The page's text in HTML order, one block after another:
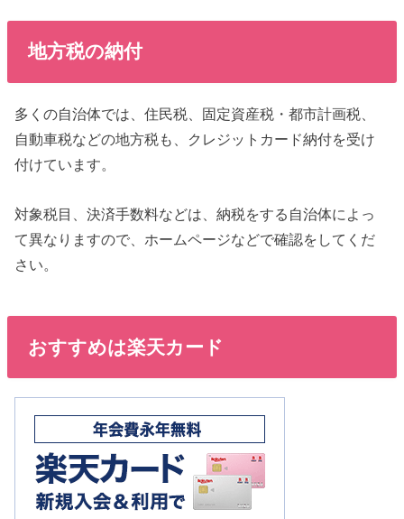
地方税の納付
多くの自治体では、住民税、固定資産税・都市計画税、
自動車税などの地方税も、クレジットカード納付を受け
付けています。
対象税目、決済手数料などは、納税をする自治体によっ
て異なりますので、ホームページなどで確認をしてくだ
さい。
おすすめは楽天カード